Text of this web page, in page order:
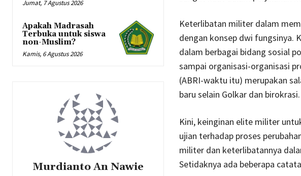
Jumat, 7 Agustus 2026
Apakah Madrasah
Terbuka untuk siswa
non-Muslim?
Kamis, 6 Agustus 2026
Murdianto An Nawie
Keterlibatan militer dalam
dengan konsep dwi fungsinya.
dalam berbagai bidang sosial
sampai organisasi-organisasi
(ABRI-waktu itu) merupakan
baru selain Golkar dan birokrasi.
Kini, keinginan elite militer
ujian terhadap proses
militer dan keterlibatannya
Setidaknya ada beberapa